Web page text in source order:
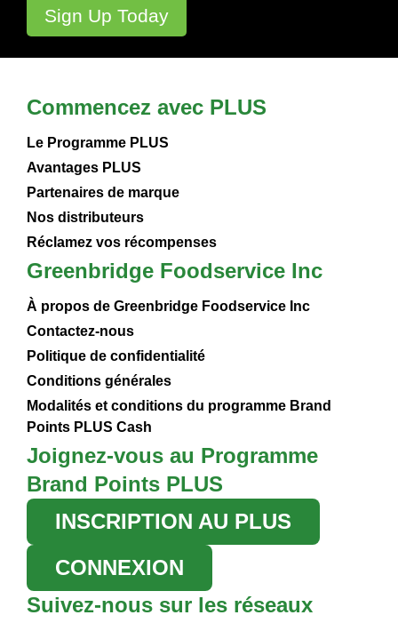
Commencez avec PLUS
Le Programme PLUS
Avantages PLUS
Partenaires de marque
Nos distributeurs
Réclamez vos récompenses
Greenbridge Foodservice Inc
À propos de Greenbridge Foodservice Inc
Contactez-nous
Politique de confidentialité
Conditions générales
Modalités et conditions du programme Brand
Points PLUS Cash
Joignez-vous au Programme
Brand Points PLUS
INSCRIPTION AU PLUS
CONNEXION
Suivez-nous sur les réseaux